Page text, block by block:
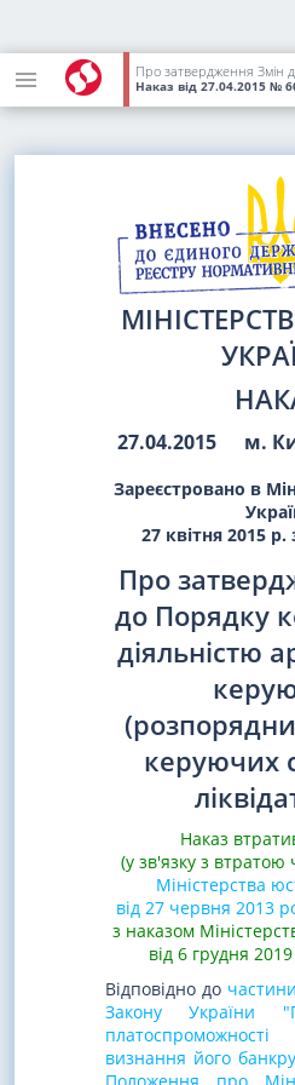
Наказ від 27.04.2015 №
27.04.2015 м.
Зареєстровано в
27 квітня 2015 р.
Про
до Порядку
діяльністю
керуючих
Наказ
(у зв'язку з втратою
Міністерства
від 27 червня 2013
з наказом
від 6 грудня
Відповідно до
Закону України
визнання його